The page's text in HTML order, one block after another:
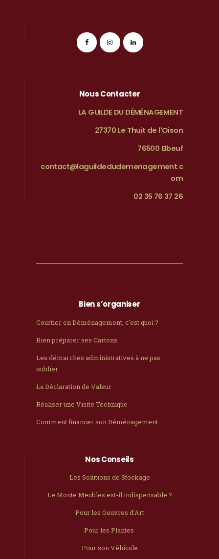
Nous Contacter
LA GUILDE DU DÉMÉNAGEMENT
27370 Le Thuit de l'Oison
76500 Elbeuf
contact@laguildedudemenagement.c
om
02 35 76 37 26
Bien s’organiser
Courtier en Déménagement, c'est quoi ?
Bien préparer ses Cartons
Les démarches administratives à ne pas
oublier
La Déclaration de Valeur
Réaliser une Visite Technique
Comment financer son Déménagement
Nos Conseils
Les Solutions de Stockage
Le Monte Meubles est-il indispensable ?
Pour les Oeuvres d'Art
Pour les Plantes
Pour son Véhicule